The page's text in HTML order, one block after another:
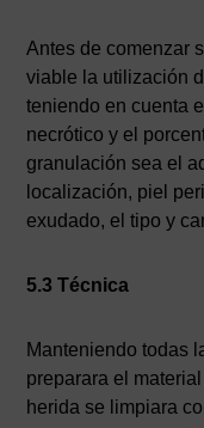
Antes de comenzar
viable la utilización
teniendo en cuenta
necrótico y el
granulación sea el
localización, piel
exudado, el tipo y
5.3 Técnica
Manteniendo todas
preparara el
herida se limpiara